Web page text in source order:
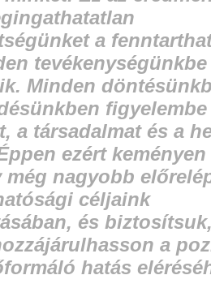
a
tevékenységünkbe
Minden
figyelembe
a társadalmat és a
ezért
még nagyobb
céljaink
és
a
hatás